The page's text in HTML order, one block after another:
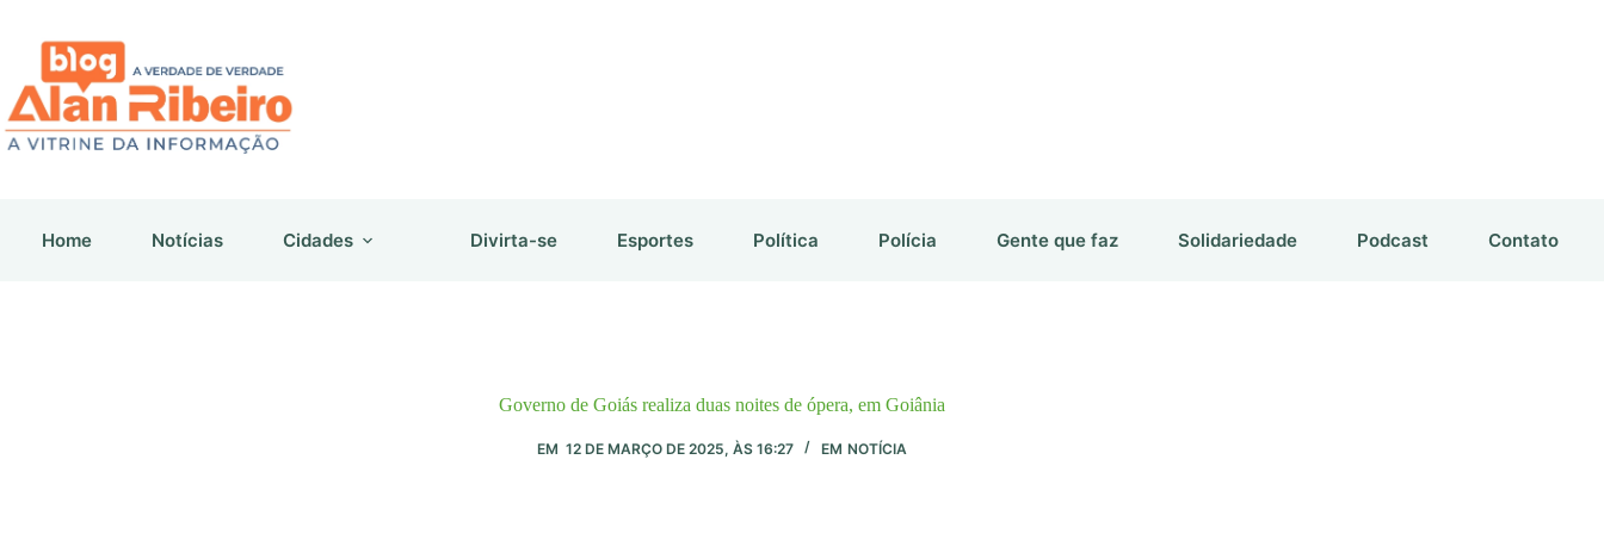
conteúdo
Home Notícias Cidades Divirta-se Esportes Política Polícia Gente que faz Solidariedade Podcast Contato
Governo de Goiás realiza duas noites de ópera, em Goiânia
EM 12 DE MARÇO DE 2025, ÀS 16:27 EM NOTÍCIA